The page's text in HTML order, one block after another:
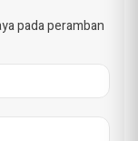
pada peramban